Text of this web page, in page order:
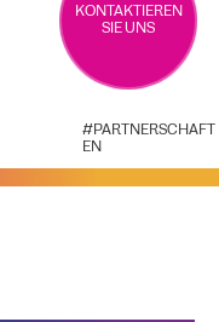
#PARTNERSCHAFT
EN
KONTAKTIEREN
SIE UNS